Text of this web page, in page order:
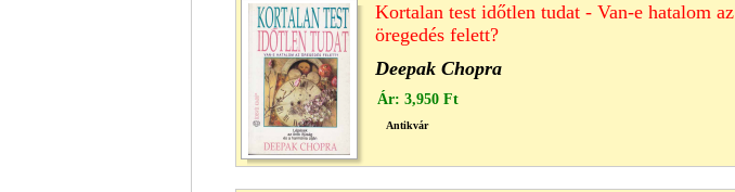
Kortalan test időtlen tudat - Van-e hatalom az
öregedés felett?
Deepak Chopra
Ár: 3,950 Ft
Antikvár